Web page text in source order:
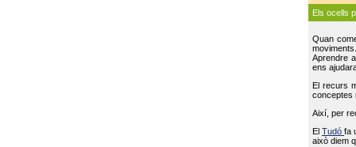
Els ocells
Quan
Aprendre
ens
El recurs
conceptes
Així, per
ElTudófa
això diem